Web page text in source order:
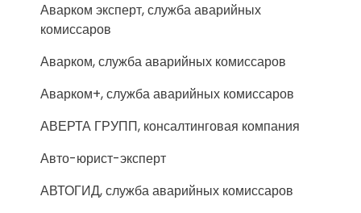
Аварком эксперт, служба аварийных
комиссаров
Аварком, служба аварийных комиссаров
Аварком+, служба аварийных комиссаров
АВЕРТА ГРУПП, консалтинговая компания
Авто-юрист-эксперт
АВТОГИД, служба аварийных комиссаров